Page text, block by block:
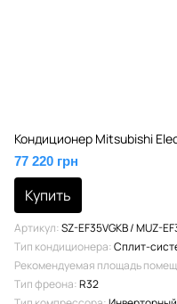
Кондиционер Mitsubishi
77 220 грн
Купить
Артикул SZ-EF35VGKB / MUZ-
Тип кондиционера Сплит-
Рекомендуемая площадь
Тип фреона R32